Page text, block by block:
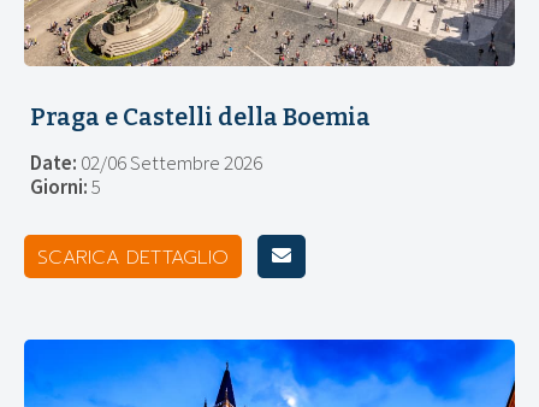
Praga e Castelli della Boemia
Date: 02/06 Settembre 2026
Giorni:5
SCARICA DETTAGLIO